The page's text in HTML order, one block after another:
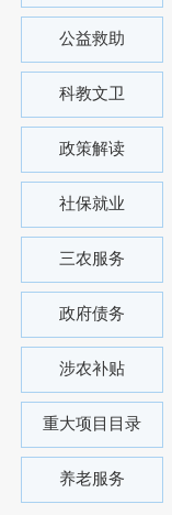
公益救助
科教文卫
政策解读
社保就业
三农服务
政府债务
涉农补贴
重大项目目录
养老服务